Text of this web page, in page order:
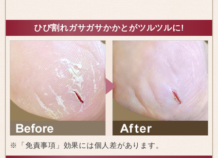
ひび割れガサガサかかとがツルツルに!
※「免責事項」効果には個人差があります。